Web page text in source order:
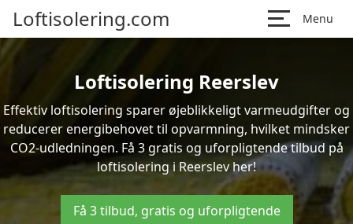
Loftisolering.com Menu
Loftisolering Reerslev
Effektiv loftisolering sparer øjeblikkeligt varmeudgifter og
reducerer energibehovet til opvarmning, hvilket mindsker
CO2-udledningen. Få 3 gratis og uforpligtende tilbud på
loftisolering i Reerslev her!
Få 3 tilbud, gratis og uforpligtende